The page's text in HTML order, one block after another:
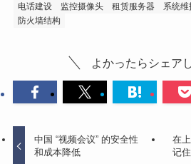
电话建设
监控摄像头 租赁服务器 系统维
防火墙结构
よかったらシェア
中国 “视频会议” 的安全性
和成本降低
在
记